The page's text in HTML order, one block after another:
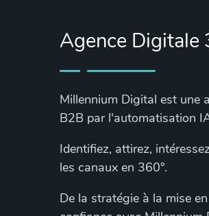
Agence Digitale
Millennium Digital est une
B2B par l'automatisation
Identifiez, attirez,
les canaux en 360°.
De la stratégie à la mise